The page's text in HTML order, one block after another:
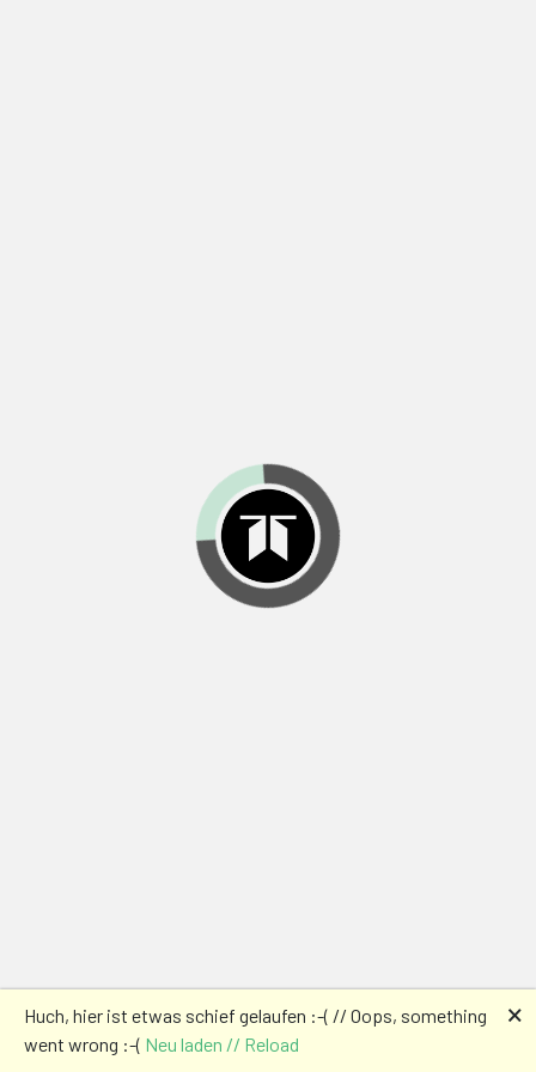
Huch, hier ist etwas schief gelaufen :-( // Oops, something
went wrong :-( Neu laden // Reload
🗙